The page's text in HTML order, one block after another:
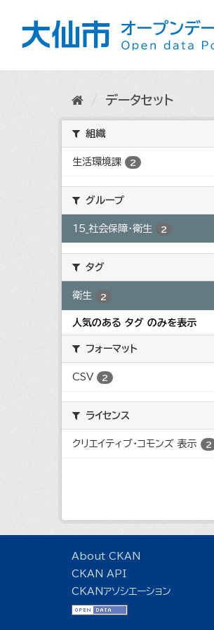
データセット
組織
生活環境課 2
グループ
15_社会保障・衛生 2
タグ
衛生 2
人気のある タグ のみを表示
フォーマット
CSV 2
ライセンス
クリエイティブ・コモンズ 表示 2
About CKAN
CKAN API
CKANアソシエーション